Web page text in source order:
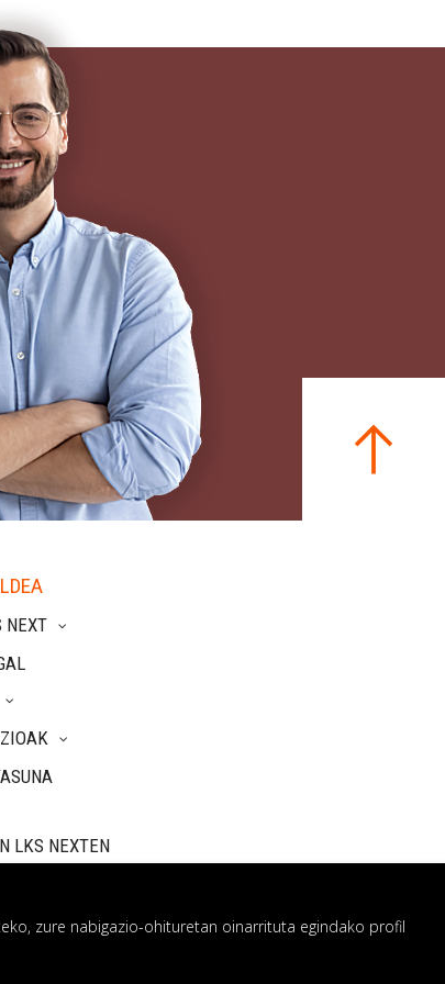
NEXT
LKS NEXTEN
zure nabigazio-ohituretan oinarrituta egindako profil